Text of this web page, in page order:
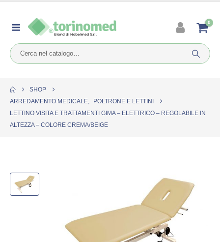
0
SHOP
ARREDAMENTO MEDICALE,
POLTRONE E LETTINI
LETTINO VISITA E TRATTAMENTI GIMA – ELETTRICO – REGOLABILE IN
ALTEZZA – COLORE CREMA/BEIGE